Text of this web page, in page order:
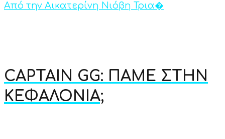
Από την Αικατερίνη Νιόβη Τρια�
CAPTAIN GG: ΠΑΜΕ ΣΤΗΝ
ΚΕΦΑΛΟΝΙΑ;